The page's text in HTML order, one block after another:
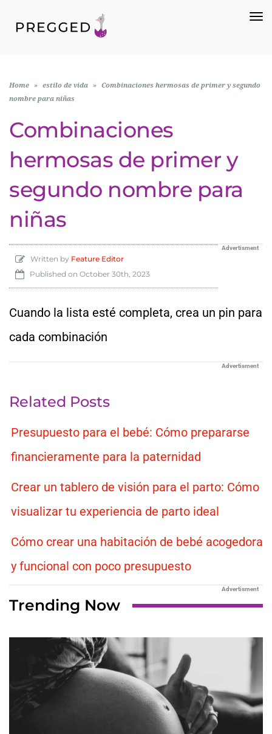
Home » estilo de vida »
Combinaciones hermosas de primer y segundo
nombre para niñas
Combinaciones
hermosas de primer y
segundo nombre para
niñas
Advertisment
Written by Feature Editor
Published on October 30th, 2023
Cuando la lista esté completa, crea un pin para
cada combinación
Advertisment
Related Posts
Presupuesto para el bebé: Cómo prepararse
financieramente para la paternidad
Crear un tablero de visión para el parto: Cómo
visualizar tu experiencia de parto ideal
Cómo crear una habitación de bebé acogedora
y funcional con poco presupuesto
Advertisment
Trending Now